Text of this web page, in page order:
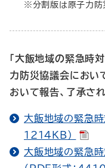
※分割版は原子力防
「大飯地域の緊急時
力防災協議会におい
おいて報告、了承され
大飯地域の緊急時
1214KB）
大飯地域の緊急時